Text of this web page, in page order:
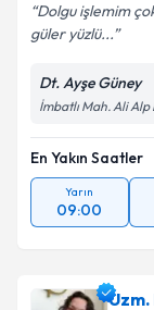
Dolgu işlemim
güler yüzlü...
Dt. Ayşe Güney
İmbatlı Mah. Ali Alp
En Yakın Saatler
Yarın
09:00